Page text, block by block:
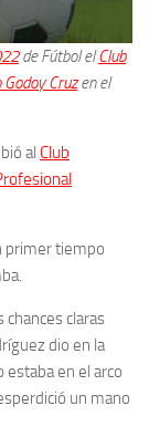
de Fútbol elClub
Cruzen el
al Club
primer tiempo
claras
dio en la
estaba en el arco
un mano